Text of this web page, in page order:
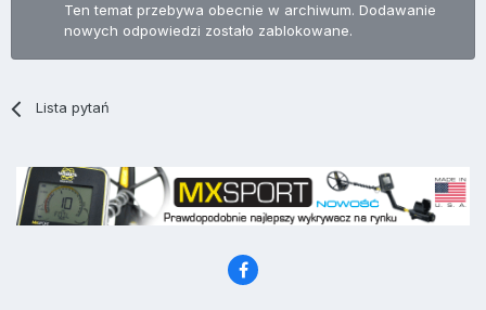
Ten temat przebywa obecnie w archiwum. Dodawanie
nowych odpowiedzi zostało zablokowane.
Lista pytań